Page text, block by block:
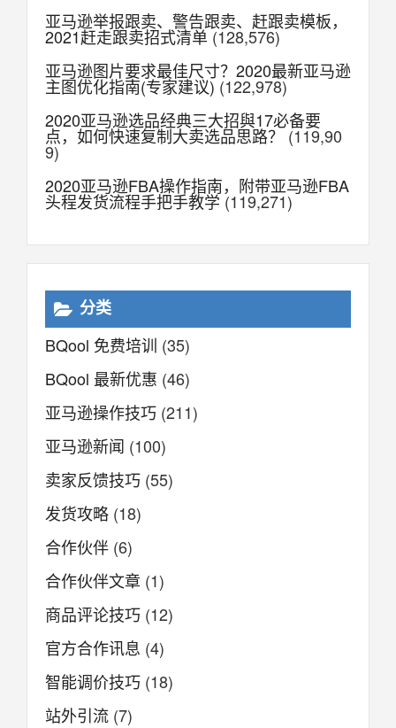
亚马逊举报跟卖、警告跟卖、赶跟卖模板，
2021赶走跟卖招式清单(128,576)
亚马逊图片要求最佳尺寸？2020最新亚马逊
主图优化指南(专家建议) (122,978)
2020亚马逊选品经典三大招與17必备要
点，如何快速复制大卖选品思路？ (119,90
9)
2020亚马逊FBA操作指南，附带亚马逊FBA
头程发货流程手把手教学(119,271)
分类
BQool 免费培训 (35)
BQool 最新优惠 (46)
亚马逊操作技巧 (211)
亚马逊新闻 (100)
卖家反馈技巧 (55)
发货攻略 (18)
合作伙伴 (6)
合作伙伴文章 (1)
商品评论技巧 (12)
官方合作讯息 (4)
智能调价技巧 (18)
站外引流 (7)